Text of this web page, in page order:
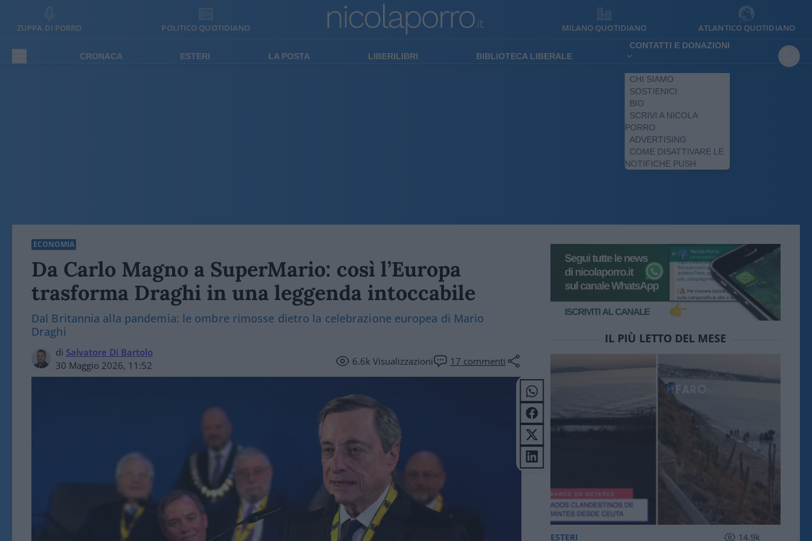
ZUPPA DI PORRO POLITICO QUOTIDIANO MILANO QUOTIDIANO ATLANTICO QUOTIDIANO
CRONACA ESTERI LA POSTA LIBERILIBRI BIBLIOTECA LIBERALE
CONTATTI E DONAZIONI
CHI SIAMO
SOSTIENICI
BIO
SCRIVI A NICOLA
PORRO
ADVERTISING
COME DISATTIVARE LE
NOTIFICHE PUSH
ECONOMIA
Da Carlo Magno a SuperMario: così l’Europa
trasforma Draghi in una leggenda intoccabile
Dal Britannia alla pandemia: le ombre rimosse dietro la celebrazione europea di Mario
Draghi
di Salvatore Di Bartolo
30 Maggio 2026, 11:52
6.6kVisualizzazioni 17 commenti
IL PIÙ LETTO DEL MESE
ESTERI 14.9k